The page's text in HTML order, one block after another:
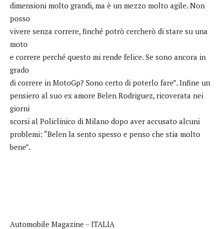
dimensioni molto grandi, ma è un mezzo molto agile. Non
posso
vivere senza correre, finché potrò cercherò di stare su una
moto
e correre perché questo mi rende felice. Se sono ancora in
grado
di correre in MotoGp? Sono certo di poterlo fare”. Infine un
pensiero al suo ex amore Belen Rodriguez, ricoverata nei
giorni
scorsi al Policlinico di Milano dopo aver accusato alcuni
problemi: “Belen la sento spesso e penso che stia molto
bene”.
Automobile Magazine – ITALIA